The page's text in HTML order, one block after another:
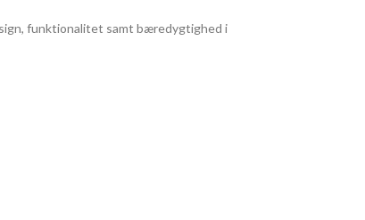
funktionalitet samt bæredygtighed i